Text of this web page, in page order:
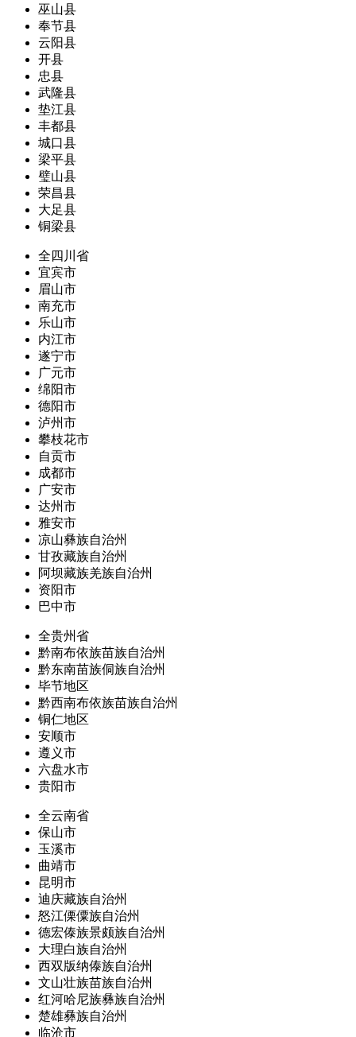
巫山县
奉节县
云阳县
开县
忠县
武隆县
垫江县
丰都县
城口县
梁平县
璧山县
荣昌县
大足县
铜梁县
全四川省
宜宾市
眉山市
南充市
乐山市
内江市
遂宁市
广元市
绵阳市
德阳市
泸州市
攀枝花市
自贡市
成都市
广安市
达州市
雅安市
凉山彝族自治州
甘孜藏族自治州
阿坝藏族羌族自治州
资阳市
巴中市
全贵州省
黔南布依族苗族自治州
黔东南苗族侗族自治州
毕节地区
黔西南布依族苗族自治州
铜仁地区
安顺市
遵义市
六盘水市
贵阳市
全云南省
保山市
玉溪市
曲靖市
昆明市
迪庆藏族自治州
怒江傈僳族自治州
德宏傣族景颇族自治州
大理白族自治州
西双版纳傣族自治州
文山壮族苗族自治州
红河哈尼族彝族自治州
楚雄彝族自治州
临沧市